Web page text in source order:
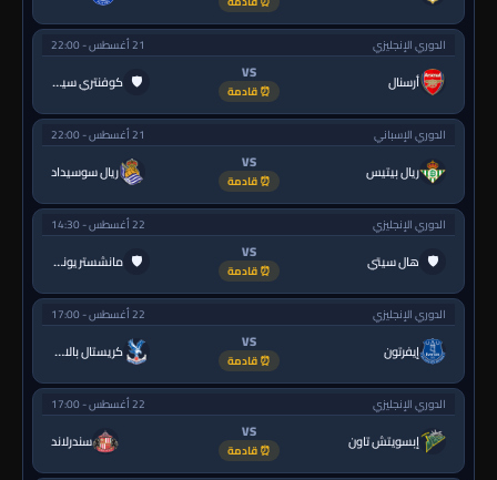
الدوري الإنجليزي 21 أغسطس - 22:00
أرسنال VS
⏰ قادمة كوفنتري سيتي 🛡
الدوري الإسباني 21 أغسطس - 22:00
ريال بيتيس VS
⏰ قادمة ريال سوسيداد
الدوري الإنجليزي 22 أغسطس - 14:30
🛡 هال سيتي VS
⏰ قادمة مانشستر يونايتد 🛡
الدوري الإنجليزي 22 أغسطس - 17:00
إيفرتون VS
⏰ قادمة كريستال بالاس
الدوري الإنجليزي 22 أغسطس - 17:00
إبسويتش تاون VS
⏰ قادمة سندرلاند